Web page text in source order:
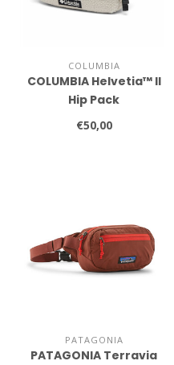
COLUMBIA
COLUMBIA Helvetia™ II
Hip Pack
€50,00
PATAGONIA
PATAGONIA Terravia